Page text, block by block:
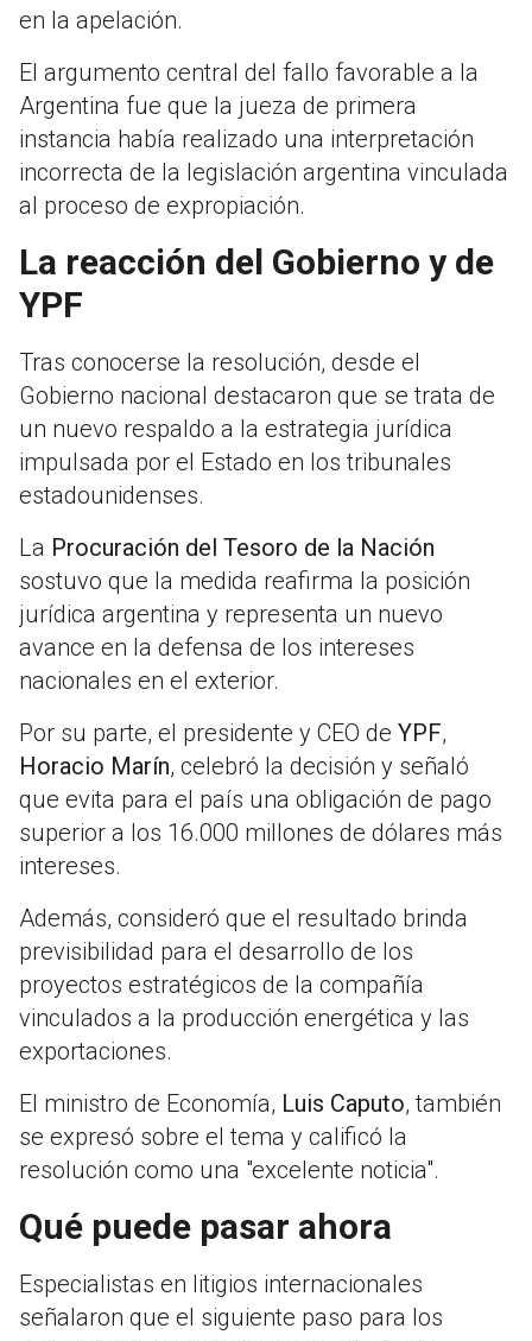
en la apelación.
El argumento central del fallo favorable a la
Argentina fue que la jueza de primera
instancia había realizado una interpretación
incorrecta de la legislación argentina vinculada
al proceso de expropiación.
La reacción del Gobierno y de
YPF
Tras conocerse la resolución, desde el
Gobierno nacional destacaron que se trata de
un nuevo respaldo a la estrategia jurídica
impulsada por el Estado en los tribunales
estadounidenses.
La Procuración del Tesoro de la Nación
sostuvo que la medida reafirma la posición
jurídica argentina y representa un nuevo
avance en la defensa de los intereses
nacionales en el exterior.
Por su parte, el presidente y CEO de YPF,
Horacio Marín, celebró la decisión y señaló
que evita para el país una obligación de pago
superior a los 16.000 millones de dólares más
intereses.
Además, consideró que el resultado brinda
previsibilidad para el desarrollo de los
proyectos estratégicos de la compañía
vinculados a la producción energética y las
exportaciones.
El ministro de Economía, Luis Caputo, también
se expresó sobre el tema y calificó la
resolución como una "excelente noticia".
Qué puede pasar ahora
Especialistas en litigios internacionales
señalaron que el siguiente paso para los